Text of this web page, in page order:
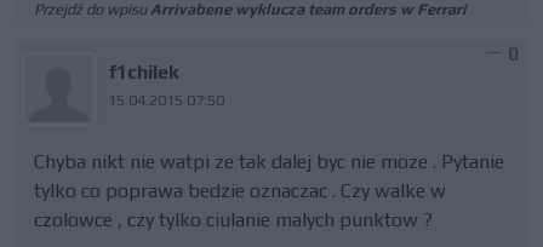
Przejdź do wpisuArrivabene wyklucza team orders w Ferrari
f1chilek
15.04.2015 07:50
0
Chyba nikt nie watpi ze tak dalej byc nie moze . Pytanie
tylko co poprawa bedzie oznaczac . Czy walke w
czolowce , czy tylko ciulanie malych punktow ?